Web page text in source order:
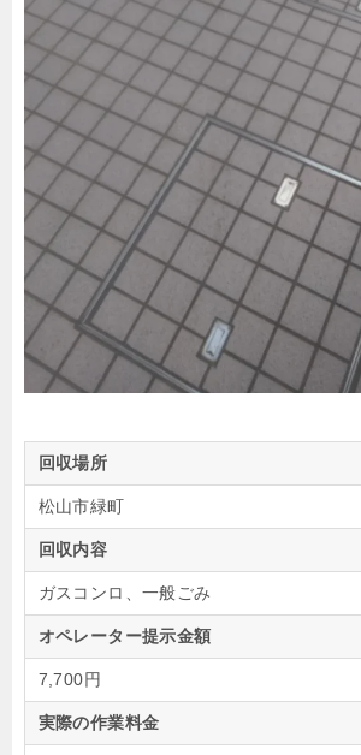
回収場所
松山市緑町
回収内容
ガスコンロ、一般ごみ
オペレーター提示金額
7,700円
実際の作業料金